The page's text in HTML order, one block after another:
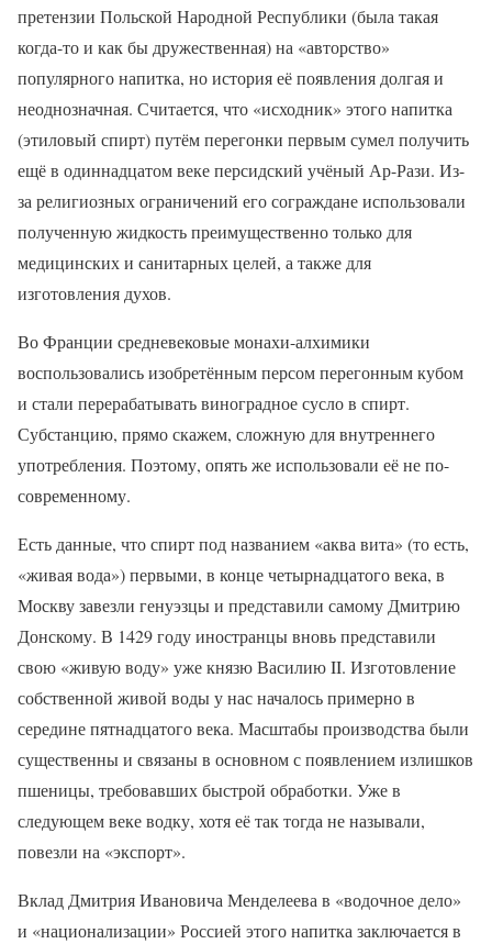
претензии Польской Народной Республики (была такая
когда-то и как бы дружественная) на «авторство»
популярного напитка, но история её появления долгая и
неоднозначная. Считается, что «исходник» этого напитка
(этиловый спирт) путём перегонки первым сумел получить
ещё в одиннадцатом веке персидский учёный Ар-Рази. Из-
за религиозных ограничений его сограждане использовали
полученную жидкость преимущественно только для
медицинских и санитарных целей, а также для
изготовления духов.
Во Франции средневековые монахи-алхимики
воспользовались изобретённым персом перегонным кубом
и стали перерабатывать виноградное сусло в спирт.
Субстанцию, прямо скажем, сложную для внутреннего
употребления. Поэтому, опять же использовали её не по-
современному.
Есть данные, что спирт под названием «аква вита» (то есть,
«живая вода») первыми, в конце четырнадцатого века, в
Москву завезли генуэзцы и представили самому Дмитрию
Донскому. В 1429 году иностранцы вновь представили
свою «живую воду» уже князю Василию II. Изготовление
собственной живой воды у нас началось примерно в
середине пятнадцатого века. Масштабы производства были
существенны и связаны в основном с появлением излишков
пшеницы, требовавших быстрой обработки. Уже в
следующем веке водку, хотя её так тогда не называли,
повезли на «экспорт».
Вклад Дмитрия Ивановича Менделеева в «водочное дело»
и «национализации» Россией этого напитка заключается в